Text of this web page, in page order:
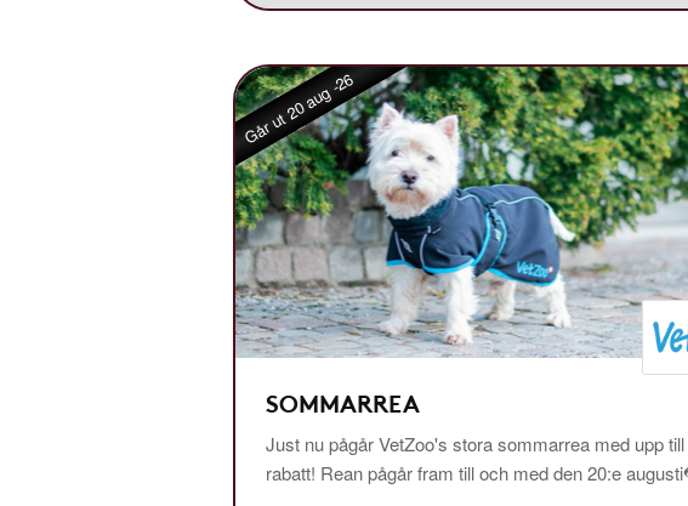
Går ut 20 aug -26
SOMMARREA
Just nu pågår VetZoo's stora sommarrea med upp
rabatt! Rean pågår fram till och med den 20:e